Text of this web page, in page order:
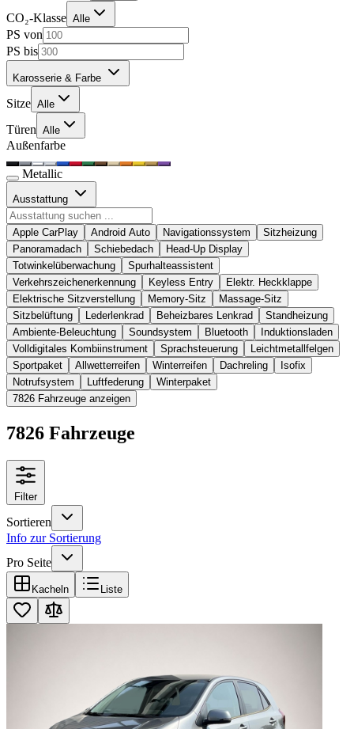
CO₂-Klasse Alle
PS von
PS bis
Karosserie & Farbe
Sitze Alle
Türen Alle
Außenfarbe
Metallic
Ausstattung
Apple CarPlay Android Auto Navigationssystem
Sitzheizung
Panoramadach
Schiebedach
Head-Up Display
Totwinkelüberwachung
Spurhalteassistent
Verkehrszeichenerkennung
Keyless Entry
Elektr. Heckklappe
Elektrische Sitzverstellung
Memory-Sitz
Massage-Sitz
Sitzbelüftung
Lederlenkrad Beheizbares Lenkrad
Standheizung
Ambiente-Beleuchtung
Soundsystem Bluetooth
Induktionsladen
Volldigitales Kombiinstrument
Sprachsteuerung
Leichtmetallfelgen
Sportpaket
Allwetterreifen Winterreifen Dachreling
Isofix
Notrufsystem
Luftfederung
Winterpaket
7826 Fahrzeuge anzeigen
7826 Fahrzeuge
Filter
Sortieren
Info zur Sortierung
Pro Seite
Kacheln Liste